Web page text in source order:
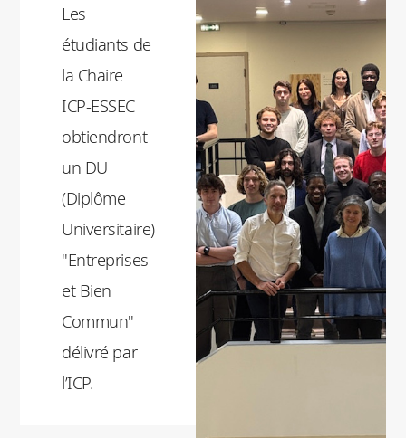
Les
étudiants de
la Chaire
ICP-ESSEC
obtiendront
un DU
(Diplôme
Universitaire)
"Entreprises
et Bien
Commun"
délivré par
l’ICP.